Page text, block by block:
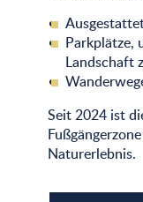
Parkplätze,
Landschaft
Seit 2024 ist
Naturerlebnis.